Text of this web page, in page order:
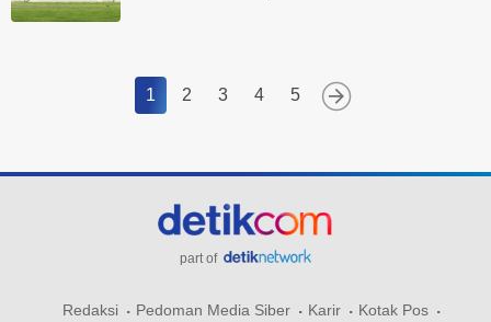
1 2 3 4 5
part of
Redaksi Pedoman Media Siber Karir
Kotak Pos